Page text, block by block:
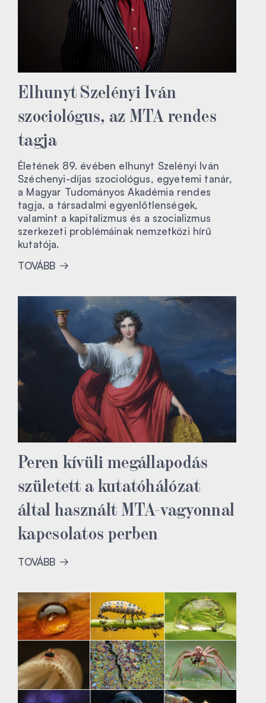
Elhunyt Szelényi Iván
szociológus, az MTA rendes
tagja
Életének 89. évében elhunyt Szelényi Iván
Széchenyi-díjas szociológus, egyetemi tanár,
a Magyar Tudományos Akadémia rendes
tagja, a társadalmi egyenlőtlenségek,
valamint a kapitalizmus és a szocializmus
szerkezeti problémáinak nemzetközi hírű
kutatója.
TOVÁBB
Peren kívüli megállapodás
született a kutatóhálózat
által használt MTA-vagyonnal
kapcsolatos perben
TOVÁBB